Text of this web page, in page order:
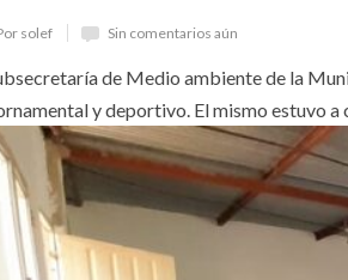
solef Sin comentarios aún
de Medio ambiente de la
y deportivo. El mismo estuvo